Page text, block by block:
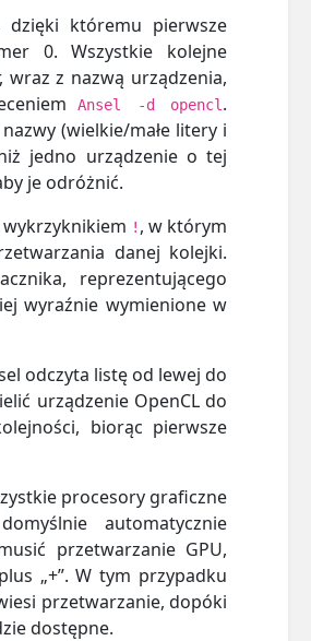
dzięki któremu pierwsze
0. Wszystkie kolejne
z nazwą urządzenia,
Ansel -d opencl .
(wielkie/małe litery i
jedno urządzenie o tej
je odróżnić.
! , w którym
danej kolejki.
reprezentującego
wyraźnie wymienione w
odczyta listę od lewej do
urządzenie OpenCL do
biorąc pierwsze
procesory graficzne
automatycznie
przetwarzanie GPU,
„+”. W tym przypadku
przetwarzanie, dopóki
dostępne.